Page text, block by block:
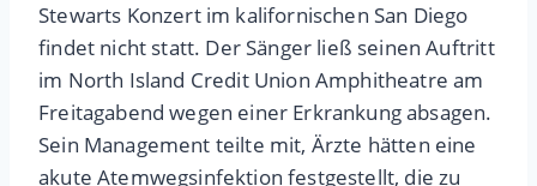
Stewarts Konzert im kalifornischen San Diego
findet nicht statt. Der Sänger ließ seinen Auftritt
im North Island Credit Union Amphitheatre am
Freitagabend wegen einer Erkrankung absagen.
Sein Management teilte mit, Ärzte hätten eine
akute Atemwegsinfektion festgestellt, die zu